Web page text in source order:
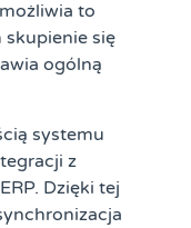
to
się
ogólną
systemu
z
Dzięki tej